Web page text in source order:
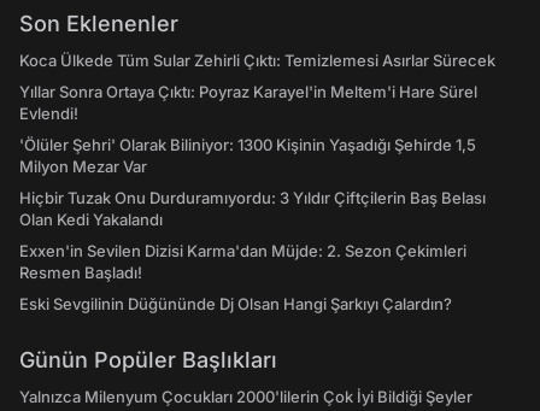
Son Eklenenler
Koca Ülkede Tüm Sular Zehirli Çıktı: Temizlemesi Asırlar Sürecek
Yıllar Sonra Ortaya Çıktı: Poyraz Karayel'in Meltem'i Hare Sürel
Evlendi!
'Ölüler Şehri' Olarak Biliniyor: 1300 Kişinin Yaşadığı Şehirde 1,5
Milyon Mezar Var
Hiçbir Tuzak Onu Durduramıyordu: 3 Yıldır Çiftçilerin Baş Belası
Olan Kedi Yakalandı
Exxen'in Sevilen Dizisi Karma'dan Müjde: 2. Sezon Çekimleri
Resmen Başladı!
Eski Sevgilinin Düğününde Dj Olsan Hangi Şarkıyı Çalardın?
Günün Popüler Başlıkları
Yalnızca Milenyum Çocukları 2000'lilerin Çok İyi Bildiği Şeyler